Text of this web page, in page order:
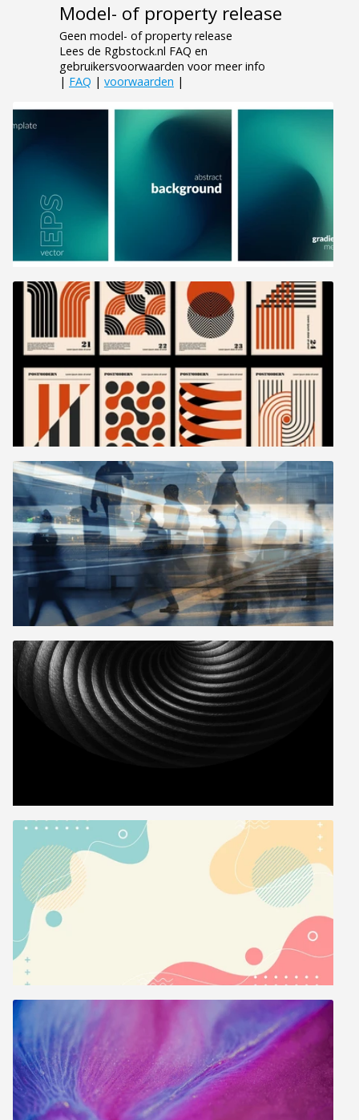
Model- of property release
Geen model- of property release
Lees de Rgbstock.nl FAQ en
gebruikersvoorwaarden voor meer info
| FAQ | voorwaarden |